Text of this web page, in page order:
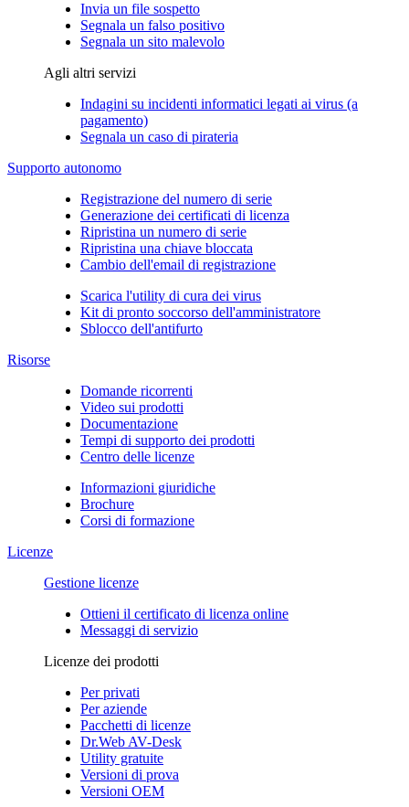
Invia un file sospetto
Segnala un falso positivo
Segnala un sito malevolo
Agli altri servizi
Indagini su incidenti informatici legati ai virus (a
pagamento)
Segnala un caso di pirateria
Supporto autonomo
Registrazione del numero di serie
Generazione dei certificati di licenza
Ripristina un numero di serie
Ripristina una chiave bloccata
Cambio dell'email di registrazione
Scarica l'utility di cura dei virus
Kit di pronto soccorso dell'amministratore
Sblocco dell'antifurto
Risorse
Domande ricorrenti
Video sui prodotti
Documentazione
Tempi di supporto dei prodotti
Centro delle licenze
Informazioni giuridiche
Brochure
Corsi di formazione
Licenze
Gestione licenze
Ottieni il certificato di licenza online
Messaggi di servizio
Licenze dei prodotti
Per privati
Per aziende
Pacchetti di licenze
Dr.Web AV-Desk
Utility gratuite
Versioni di prova
Versioni OEM